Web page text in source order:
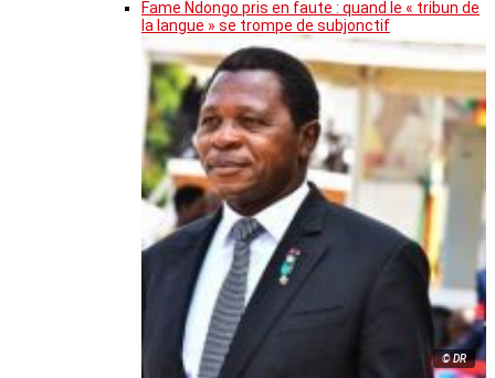
Fame Ndongo pris en faute : quand le « tribun de
la langue » se trompe de subjonctif
© DR